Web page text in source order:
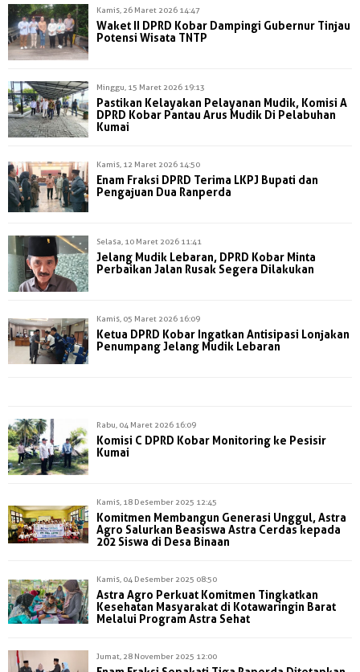
Kamis, 26 Maret 2026 14:47
Waket II DPRD Kobar Dampingi Gubernur Tinjau
Potensi Wisata TNTP
Minggu, 15 Maret 2026 19:13
Pastikan Kelayakan Pelayanan Mudik, Komisi A
DPRD Kobar Pantau Arus Mudik Di Pelabuhan
Kumai
Kamis, 12 Maret 2026 14:50
Enam Fraksi DPRD Terima LKPJ Bupati dan
Pengajuan Dua Ranperda
Selasa, 10 Maret 2026 11:41
Jelang Mudik Lebaran, DPRD Kobar Minta
Perbaikan Jalan Rusak Segera Dilakukan
Kamis, 05 Maret 2026 16:09
Ketua DPRD Kobar Ingatkan Antisipasi Lonjakan
Penumpang Jelang Mudik Lebaran
Rabu, 04 Maret 2026 16:09
Komisi C DPRD Kobar Monitoring ke Pesisir
Kumai
Kamis, 18 Desember 2025 12:45
Komitmen Membangun Generasi Unggul, Astra
Agro Salurkan Beasiswa Astra Cerdas kepada
202 Siswa di Desa Binaan
Kamis, 04 Desember 2025 08:50
Astra Agro Perkuat Komitmen Tingkatkan
Kesehatan Masyarakat di Kotawaringin Barat
Melalui Program Astra Sehat
Jumat, 28 November 2025 12:00